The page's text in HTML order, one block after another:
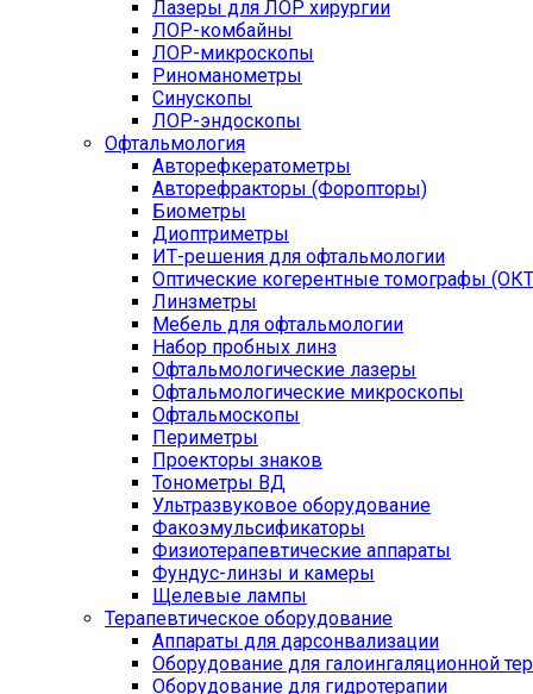
Лазеры для ЛОР хирургии
ЛОР-комбайны
ЛОР-микроскопы
Риноманометры
Синускопы
ЛОР-эндоскопы
Офтальмология
Авторефкератометры
Авторефракторы (Форопторы)
Биометры
Диоптриметры
ИТ-решения для офтальмологии
Оптические когерентные томографы
Линзметры
Мебель для офтальмологии
Набор пробных линз
Офтальмологические лазеры
Офтальмологические микроскопы
Офтальмоскопы
Периметры
Проекторы знаков
Тонометры ВД
Ультразвуковое оборудование
Факоэмульсификаторы
Физиотерапевтические аппараты
Фундус-линзы и камеры
Щелевые лампы
Терапевтическое оборудование
Аппараты для дарсонвализации
Оборудование для галоингаляционной
Оборудование для гидротерапии